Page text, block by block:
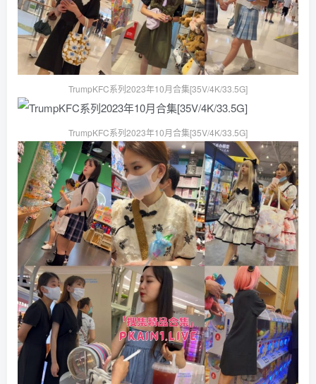
TrumpKFC系列2023年10月合集[35V/4K/33.5G]
TrumpKFC系列2023年10月合集[35V/4K/33.5G]